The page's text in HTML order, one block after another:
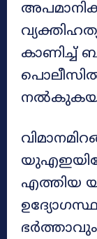
കാണിച്ച്
എത്തിയ
ഭർത്താവും